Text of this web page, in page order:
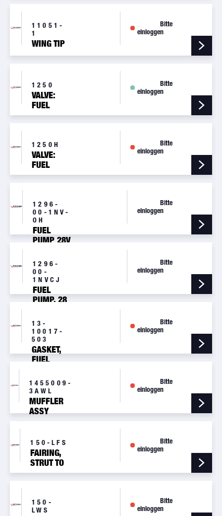
11051-
1
WING TIP
Bitte
einloggen
1250
VALVE:
FUEL
DRAIN,
Bitte
einloggen
1250H
VALVE:
FUEL
DRAIN,
Bitte
einloggen
1296-
00-1NV-
OH
FUEL
PUMP 28V
Bitte
einloggen
1296-
00-
1NVCJ
FUEL
PUMP, 28
Bitte
einloggen
13-
10017-
503
GASKET,
FUEL
Bitte
einloggen
1455009-
3AWL
MUFFLER
ASSY
Bitte
einloggen
150-LFS
FAIRING,
STRUT TO
FUSELAGE,
Bitte
einloggen
150-
LWS
Bitte
einloggen